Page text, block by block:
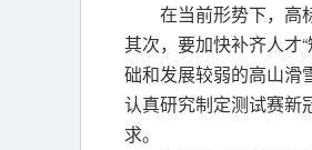
在当前形势下，高
其次，要加快补齐人才
础和发展较弱的高山滑
认真研究制定测试赛新
求。